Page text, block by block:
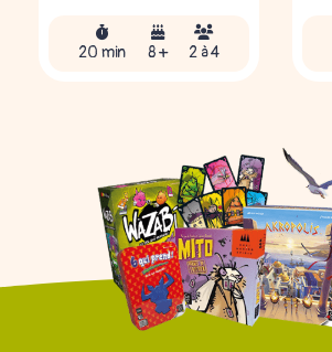
20 min 8 + 2 à 4